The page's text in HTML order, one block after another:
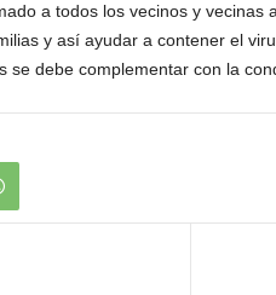
a todos los vecinos y vecinas
y así ayudar a contener el
se debe complementar con la